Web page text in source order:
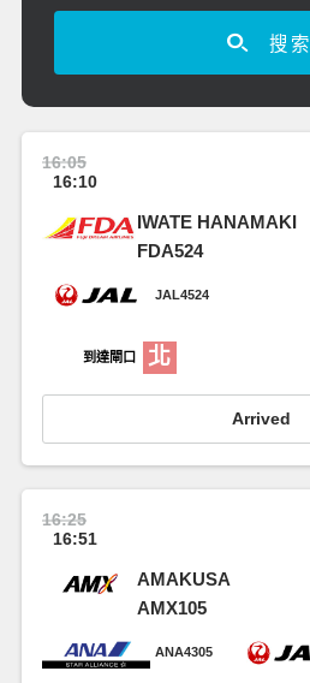
搜索
16:05
16:10
IWATE HANAMAKI
FDA524
JAL4524
到達閘口 北
Arrived
16:25
16:51
AMAKUSA
AMX105
ANA4305